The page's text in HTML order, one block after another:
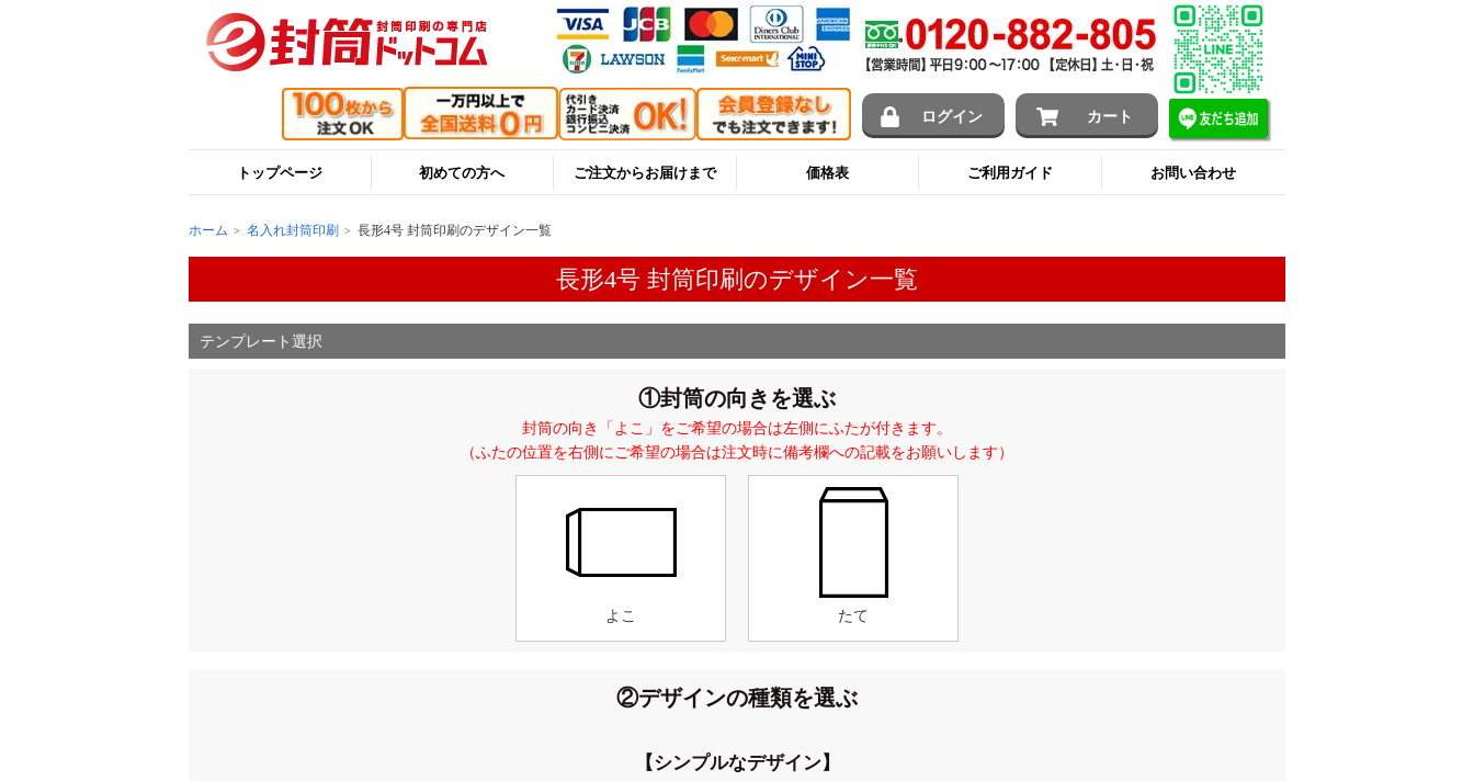
カート
ログイン
トップページ 初めての方へ ご注文からお届けまで 価格表 ご利用ガイド お問い合わせ
ホーム 名入れ封筒印刷 長形4号 封筒印刷のデザイン一覧
長形4号 封筒印刷のデザイン一覧
テンプレート選択
①封筒の向きを選ぶ
封筒の向き「よこ」をご希望の場合は左側にふたが付きます。
（ふたの位置を右側にご希望の場合は注文時に備考欄への記載をお願いします）
よこ たて
②デザインの種類を選ぶ
【シンプルなデザイン】